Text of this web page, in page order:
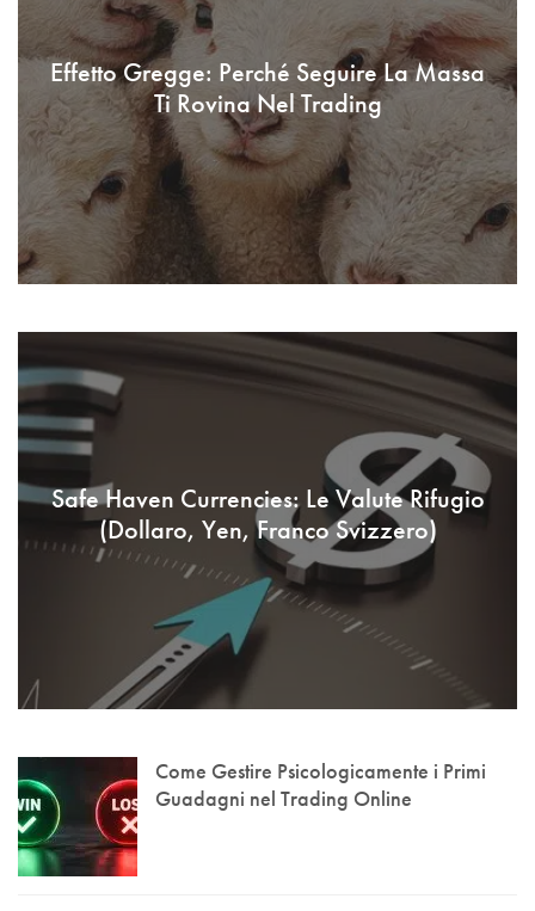
Effetto Gregge: Perché Seguire La Massa
Ti Rovina Nel Trading
Safe Haven Currencies: Le Valute Rifugio
(Dollaro, Yen, Franco Svizzero)
Come Gestire Psicologicamente i Primi
Guadagni nel Trading Online